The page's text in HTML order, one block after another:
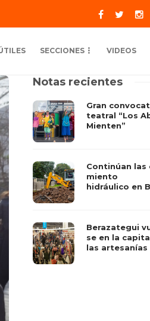
SECCIONES VIDEOS
Notas recientes
Gran
teatral “Los
Mienten”
Continúan las
miento
hidráulico en
Berazategui
se en la
las artesanías